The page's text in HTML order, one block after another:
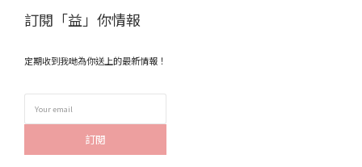
訂閱「益」你情報
定期收到我哋為你送上的最新情報！
訂閱